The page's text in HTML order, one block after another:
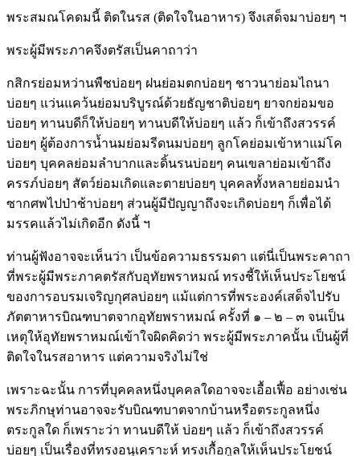
พระสมณโคดมนี้ ติดในรส (ติดใจในอาหาร) จึงเสด็จมาบ่อยๆ ฯ
พระผู้มีพระภาคจึงตรัสเป็นคาถาว่า
กสิกรย่อมหว่านพืชบ่อยๆ ฝนย่อมตกบ่อยๆ ชาวนาย่อมไถนา
บ่อยๆ แว่นแคว้นย่อมบริบูรณ์ด้วยธัญชาติบ่อยๆ ยาจกย่อมขอ
บ่อยๆ ทานบดีก็ให้บ่อยๆ ทานบดีให้บ่อยๆ แล้ว ก็เข้าถึงสวรรค์
บ่อยๆ ผู้ต้องการน้ำนมย่อมรีดนมบ่อยๆ ลูกโคย่อมเข้าหาแม่โค
บ่อยๆ บุคคลย่อมลำบากและดิ้นรนบ่อยๆ คนเขลาย่อมเข้าถึง
ครรภ์บ่อยๆ สัตว์ย่อมเกิดและตายบ่อยๆ บุคคลทั้งหลายย่อมนำ
ซากศพไปป่าช้าบ่อยๆ ส่วนผู้มีปัญญาถึงจะเกิดบ่อยๆ ก็เพื่อได้
มรรคแล้วไม่เกิดอีก ดังนี้ ฯ
ท่านผู้ฟังอาจจะเห็นว่า เป็นข้อความธรรมดา แต่นี่เป็นพระคาถา
ที่พระผู้มีพระภาคตรัสกับอุทัยพราหมณ์ ทรงชี้ให้เห็นประโยชน์
ของการอบรมเจริญกุศลบ่อยๆ แม้แต่การที่พระองค์เสด็จไปรับ
ภัตตาหารบิณฑบาตจากอุทัยพราหมณ์ ครั้งที่ ๑ – ๒ – ๓ จนเป็น
เหตุให้อุทัยพราหมณ์เข้าใจผิดคิดว่า พระผู้มีพระภาคนั้น เป็นผู้ที่
ติดใจในรสอาหาร แต่ความจริงไม่ใช่
เพราะฉะนั้น การที่บุคคลหนึ่งบุคคลใดอาจจะเอื้อเฟื้อ อย่างเช่น
พระภิกษุท่านอาจจะรับบิณฑบาตจากบ้านหรือตระกูลหนึ่ง
ตระกูลใด ก็เพราะว่า ทานบดีให้ บ่อยๆ แล้ว ก็เข้าถึงสวรรค์
บ่อยๆ เป็นเรื่องที่ทรงอนุเคราะห์ ทรงเกื้อกูลให้เห็นประโยชน์